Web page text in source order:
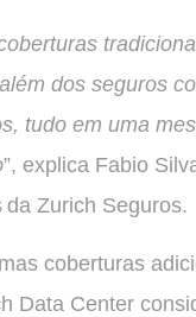
dos seguros
tudo em uma
”, explica Fabio
Zurich Seguros.
coberturas
Data Center